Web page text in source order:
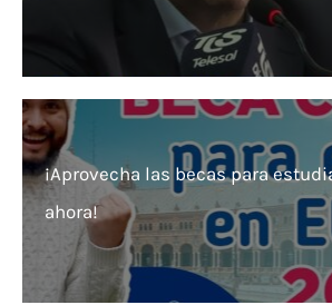
¡Aprovecha las becas para
ahora!